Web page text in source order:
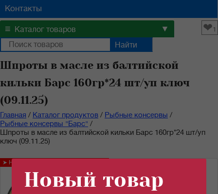
Контакты
≡ Каталог товаров ▼ ❤1
Шпроты в масле из балтийской
кильки Барс 160гр*24 шт/уп ключ
(09.11.25)
Главная / Каталог продуктов / Рыбные консервы /
Рыбные консервы "Барс" /
Шпроты в масле из балтийской кильки Барс 160гр*24 шт/уп
ключ (09.11.25)
➤ Новинка!
Новый товар